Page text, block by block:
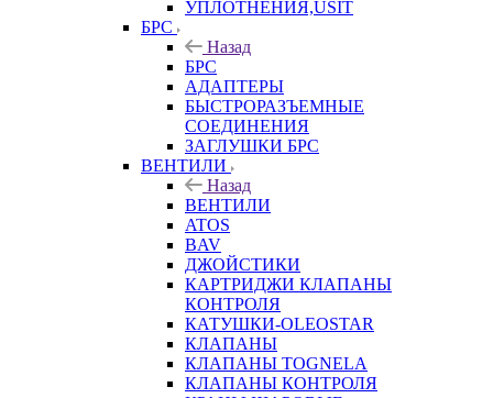
УПЛОТНЕНИЯ,USIT
БРС
Назад
БРС
АДАПТЕРЫ
БЫСТРОРАЗЪЕМНЫЕ
СОЕДИНЕНИЯ
ЗАГЛУШКИ БРС
ВЕНТИЛИ
Назад
ВЕНТИЛИ
ATOS
BAV
ДЖОЙСТИКИ
КАРТРИДЖИ КЛАПАНЫ
КОНТРОЛЯ
КАТУШКИ-OLEOSTAR
КЛАПАНЫ
КЛАПАНЫ TOGNELA
КЛАПАНЫ КОНТРОЛЯ